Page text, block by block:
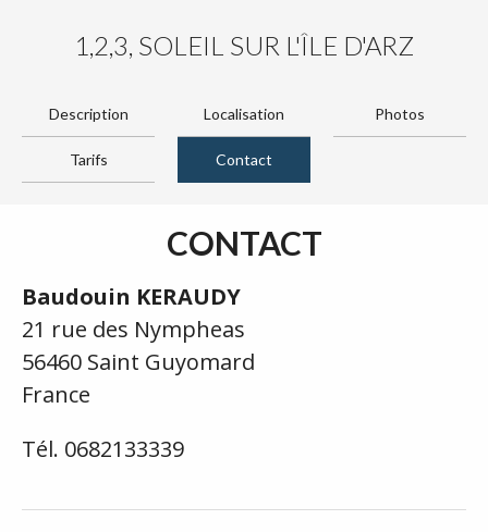
1,2,3, SOLEIL SUR L'ÎLE D'ARZ
Description Localisation Photos
Tarifs Contact
CONTACT
Baudouin KERAUDY
21 rue des Nympheas
56460 Saint Guyomard
France
Tél. 0682133339